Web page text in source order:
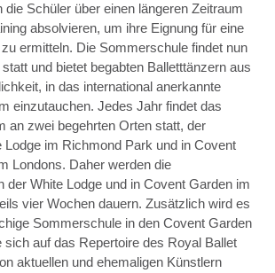
Schüler über einen längeren Zeitraum
absolvieren, um ihre Eignung für eine
ermitteln. Die Sommerschule findet nun
und bietet begabten Balletttänzern aus
in das international anerkannte
einzutauchen. Jedes Jahr findet das
an zwei begehrten Orten statt, der
Lodge im Richmond Park und in Covent
Londons. Daher werden die
der White Lodge und in Covent Garden im
vier Wochen dauern. Zusätzlich wird es
Sommerschule in den Covent Garden
sich auf das Repertoire des Royal Ballet
aktuellen und ehemaligen Künstlern